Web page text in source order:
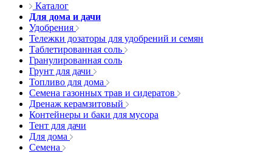
Каталог
Для дома и дачи
Удобрения
Тележки дозаторы для удобрений и семян
Таблетированная соль
Гранулированная соль
Грунт для дачи
Топливо для дома
Семена газонных трав и сидератов
Дренаж керамзитовый
Контейнеры и баки для мусора
Тент для дачи
Для дома
Семена